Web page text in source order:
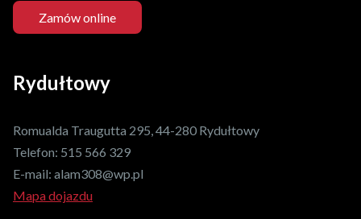
Zamów online
Rydułtowy
Romualda Traugutta 295, 44-280 Rydułtowy
Telefon: 515 566 329
E-mail: alam308@wp.pl
Mapa dojazdu